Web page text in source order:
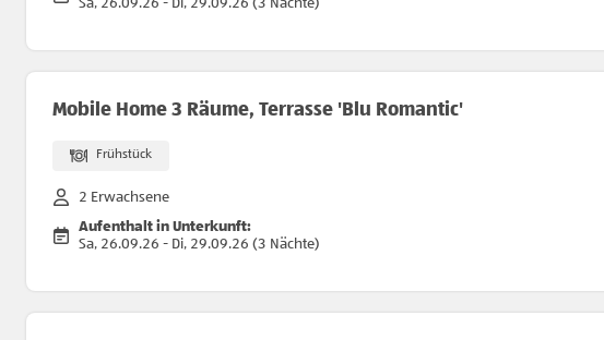
Sa, 26.09.26 - Di, 29.09.26 (3 Nächte)
Mobile Home 3 Räume, Terrasse 'Blu Romantic'
Frühstück
2 Erwachsene
Aufenthalt in Unterkunft:
Sa, 26.09.26 - Di, 29.09.26 (3 Nächte)